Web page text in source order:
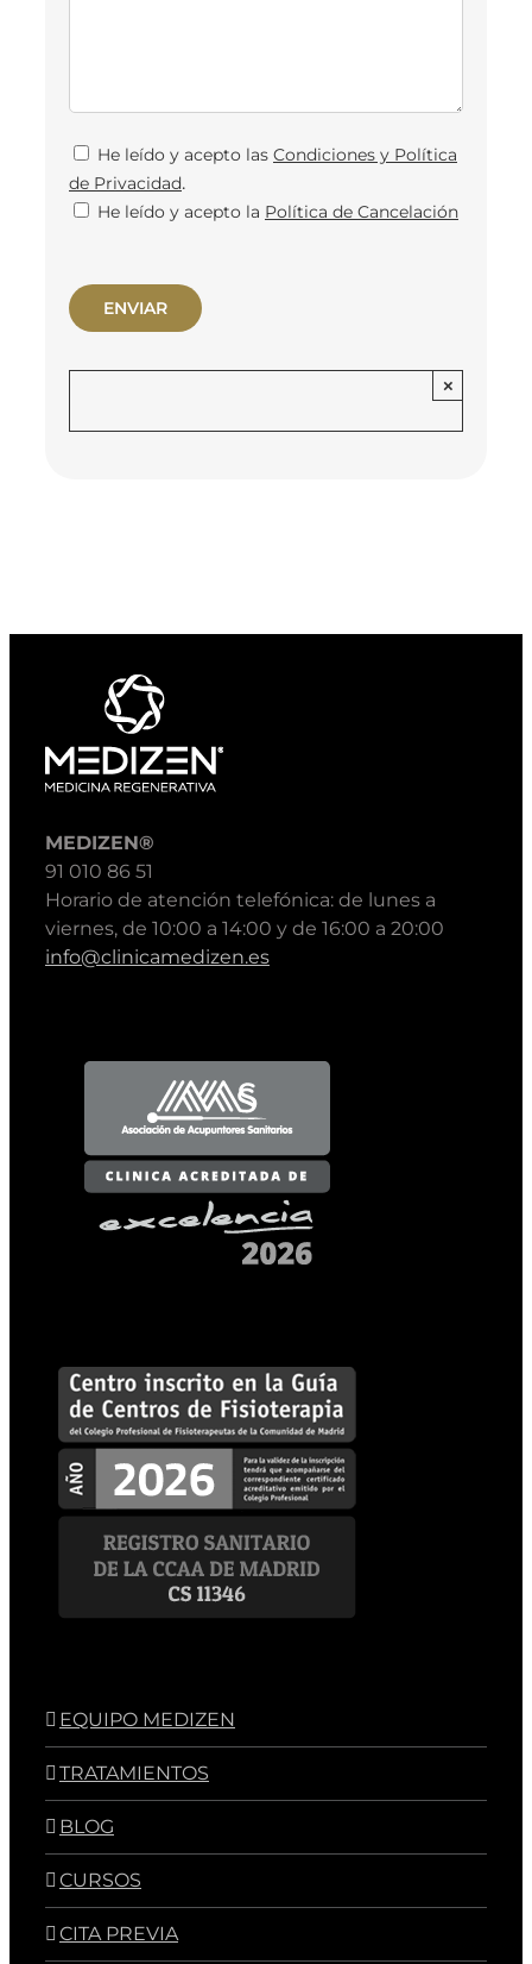
He leído y acepto las Condiciones y Política
de Privacidad.
He leído y acepto la Política de Cancelación
×
MEDIZEN®
91 010 86 51
Horario de atención telefónica: de lunes a
viernes, de 10:00 a 14:00 y de 16:00 a 20:00
info@clinicamedizen.es
EQUIPO MEDIZEN
TRATAMIENTOS
BLOG
CURSOS
CITA PREVIA